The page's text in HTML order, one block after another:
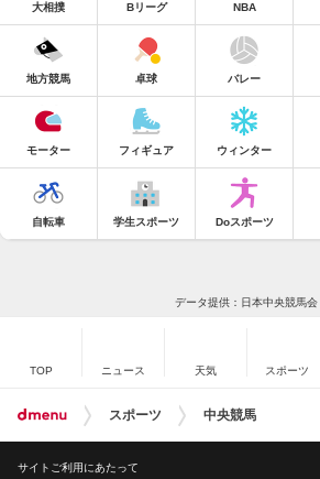
大相撲 Bリーグ NBA
地方競馬 卓球 バレー
モーター フィギュア ウィンター
自転車 学生スポーツ Doスポーツ
データ提供：日本中央競馬会
TOP ニュース 天気 スポーツ
スポーツ 中央競馬
サイトご利用にあたって